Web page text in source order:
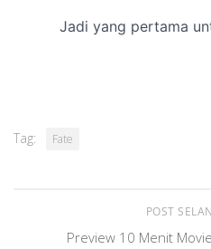
Tag: Fate
POST
Preview 10 Menit